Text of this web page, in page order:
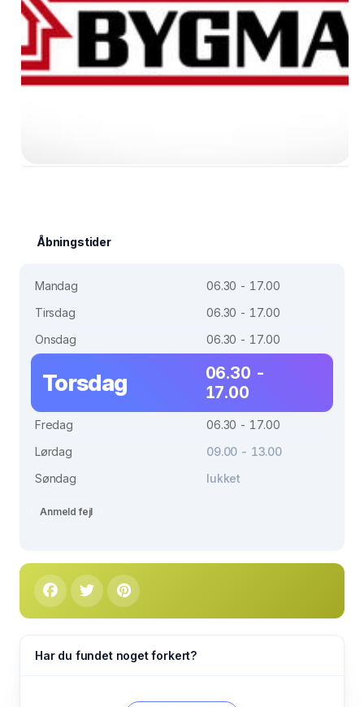
Åbningstider
Mandag
06.30 - 17.00
Tirsdag
06.30 - 17.00
Onsdag
06.30 - 17.00
Torsdag
06.30 -
17.00
Fredag
06.30 - 17.00
Lørdag
09.00 - 13.00
Søndag
lukket
Anmeld fejl
Har du fundet noget forkert?